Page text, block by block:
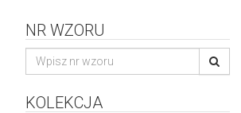
NR WZORU
KOLEKCJA